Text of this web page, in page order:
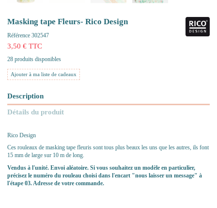
Masking tape Fleurs- Rico Design
Référence 302547
3,50 € TTC
28 produits disponibles
Ajouter à ma liste de cadeaux
Description
Détails du produit
Rico Design
Ces rouleaux de masking tape fleuris sont tous plus beaux les uns que les autres, ils font
15 mm de large sur 10 m de long.
Vendus à l'unité. Envoi aléatoire. Si vous souhaitez un modèle en particulier,
précisez le numéro du rouleau choisi dans l'encart "nous laisser un message" à
l'étape 03. Adresse de votre commande.